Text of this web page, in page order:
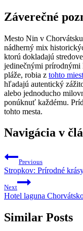
Záverečné
Mesto Nin v
nádherný mix
ktorú dokladajú
jedinečnými prírodnými
pláže, robia z tohto
hľadajú autentický
alebo jednoducho
ponúknuť každému.
tohto mesta.
Navigácia v
Previous
Stropkov: Prírodné
Next
Hotel laguna
Similar Posts